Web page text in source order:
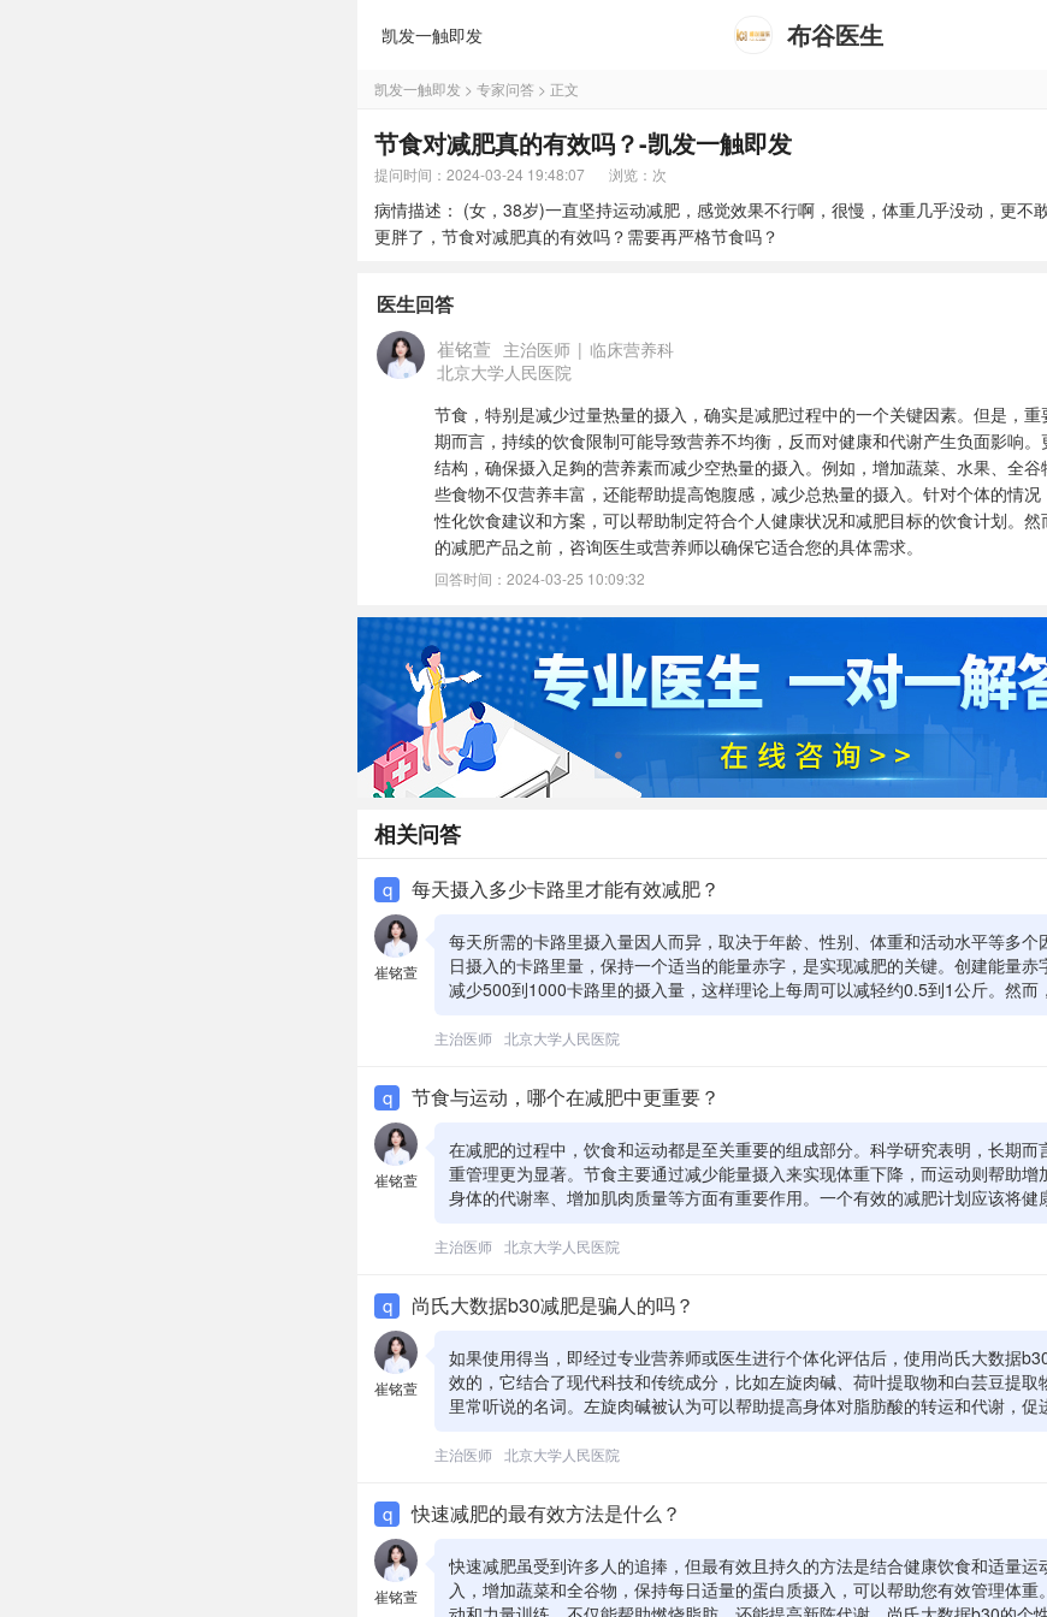
凯发一触即发 布谷医生
凯发一触即发 > 专家问答 > 正文
节食对减肥真的有效吗？-凯发一触即发
提问时间：2024-03-24 19:48:07 浏览： 次
病情描述： (女，38岁)一直坚持运动减肥，感觉效果不行啊，很慢，体重几乎没动，更不
更胖了，节食对减肥真的有效吗？需要再严格节食吗？
医生回答
崔铭萱 主治医师 | 临床营养科
北京大学人民医院
节食，特别是减少过量热量的摄入，确实是减肥过程中的一个关键因素。但是，
期而言，持续的饮食限制可能导致营养不均衡，反而对健康和代谢产生负面影响
结构，确保摄入足夠的营养素而减少空热量的摄入。例如，增加蔬菜、水果、全
些食物不仅营养丰富，还能帮助提高饱腹感，减少总热量的摄入。针对个体的情
性化饮食建议和方案，可以帮助制定符合个人健康状况和减肥目标的饮食计划。
的减肥产品之前，咨询医生或营养师以确保它适合您的具体需求。
回答时间：2024-03-25 10:09:32
相关问答
q 每天摄入多少卡路里才能有效减肥？
崔铭萱
每天所需的卡路里摄入量因人而异，取决于年龄、性别、体重和活动水平等多个
日摄入的卡路里量，保持一个适当的能量赤字，是实现减肥的关键。创建能量赤
减少500到1000卡路里的摄入量，这样理论上每周可以减轻约0.5到1公斤。然而
帮助您计算个人的卡路里需求，并制定既能满足营养需求又能实现减肥目标的饮
和身体代谢率下降等问题。
主治医师 北京大学人民医院
q 节食与运动，哪个在减肥中更重要？
崔铭萱
在减肥的过程中，饮食和运动都是至关重要的组成部分。科学研究表明，长期而
重管理更为显著。节食主要通过减少能量摄入来实现体重下降，而运动则帮助增
身体的代谢率、增加肌肉质量等方面有重要作用。一个有效的减肥计划应该将健
肥，帮助客户实现持久有效的体重管理。关键在于找到适合个人生活习惯的平衡
主治医师 北京大学人民医院
q 尚氏大数据b30减肥是骗人的吗？
崔铭萱
如果使用得当，即经过专业营养师或医生进行个体化评估后，使用尚氏大数据
效的，它结合了现代科技和传统成分，比如左旋肉碱、荷叶提取物和白芸豆提取
里常听说的名词。左旋肉碱被认为可以帮助提高身体对脂肪酸的转运和代谢，促
实有可能通过多个途径帮助减肥。 但是，需要明确的是，减肥是个复杂的过程
方案。最健康、最持久的减肥方法还是要依靠均衡饮食和适量运动。此外，虽然
来说是安全的，但个别成分可能会引起敏感反应，如果你有特殊疾病或者对某些
主治医师 北京大学人民医院
q 快速减肥的最有效方法是什么？
崔铭萱
快速减肥虽受到许多人的追捧，但最有效且持久的方法是结合健康饮食和适量运
入，增加蔬菜和全谷物，保持每日适量的蛋白质摄入，可以帮助您有效管理体重